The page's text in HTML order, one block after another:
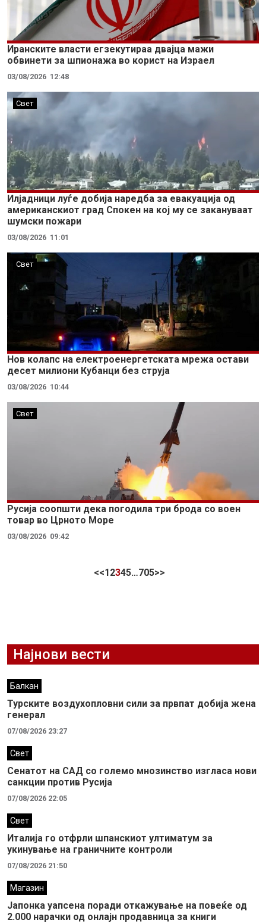
Иранските власти егзекутираа двајца мажи
обвинети за шпионажа во корист на Израел
03/08/2026 12:48
Свет
Илјадници луѓе добија наредба за евакуација од
американскиот град Спокен на кој му се закануваат
шумски пожари
03/08/2026 11:01
Свет
Нов колапс на електроенергетската мрежа остави
десет милиони Кубанци без струја
03/08/2026 10:44
Свет
Русија соопшти дека погодила три брода со воен
товар во Црното Море
03/08/2026 09:42
<<12345…705>>
Најнови вести
Балкан
Турските воздухопловни сили за првпат добија жена
генерал
07/08/2026 23:27
Свет
Сенатот на САД со големо мнозинство изгласа нови
санкции против Русија
07/08/2026 22:05
Свет
Италија го отфрли шпанскиот ултиматум за
укинување на граничните контроли
07/08/2026 21:50
Магазин
Јапонка уапсена поради откажување на повеќе од
2.000 нарачки од онлајн продавница за книги